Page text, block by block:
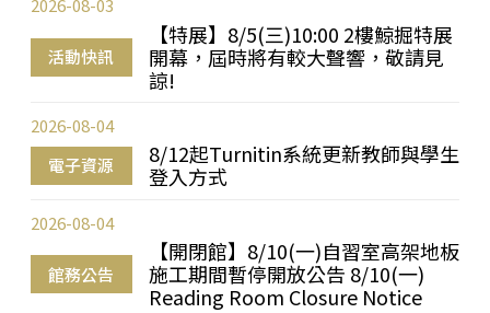
活動快訊
【特展】8/5(三)10:00 2樓鯨掘特展
開幕，屆時將有較大聲響，敬請見
諒!
2026-08-03
電子資源
8/12起Turnitin系統更新教師與學生
登入方式
2026-08-04
館務公告
【開閉館】8/10(一)自習室高架地板
施工期間暫停開放公告 8/10(一)
Reading Room Closure Notice
2026-08-04